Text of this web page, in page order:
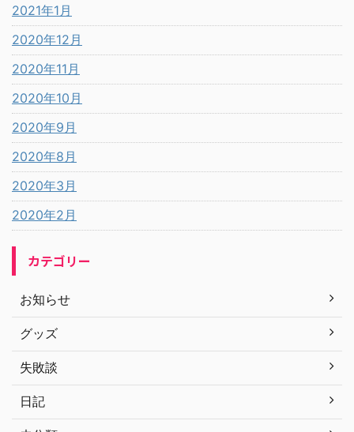
2021年1月
2020年12月
2020年11月
2020年10月
2020年9月
2020年8月
2020年3月
2020年2月
カテゴリー
お知らせ
グッズ
失敗談
日記